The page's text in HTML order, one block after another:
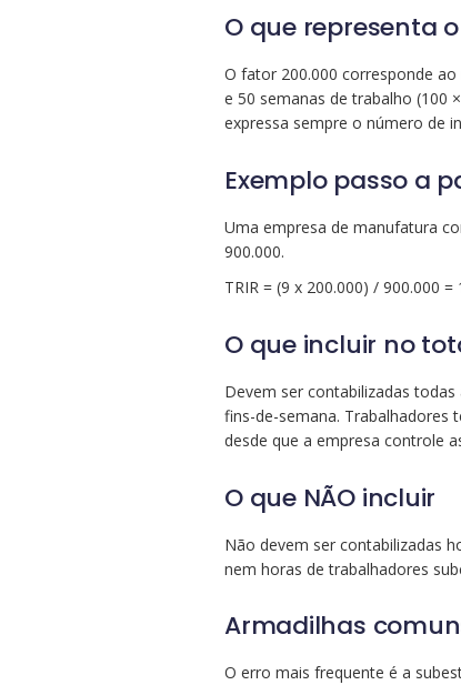
O que representa
O fator 200.000 corresponde
e 50 semanas de trabalho (100
expressa sempre o número de
Exemplo passo a
Uma empresa de manufatura
900.000.
TRIR = (9 x 200.000) / 900.000
O que incluir no
Devem ser contabilizadas
fins-de-semana. Trabalhadores
desde que a empresa controle
O que NÃO incluir
Não devem ser contabilizadas
nem horas de trabalhadores
Armadilhas
O erro mais frequente é a